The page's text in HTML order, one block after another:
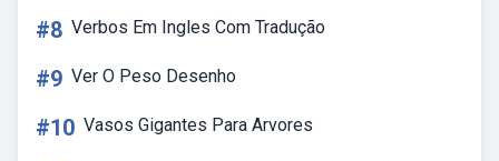
#8 Verbos Em Ingles Com Tradução
#9 Ver O Peso Desenho
#10 Vasos Gigantes Para Arvores